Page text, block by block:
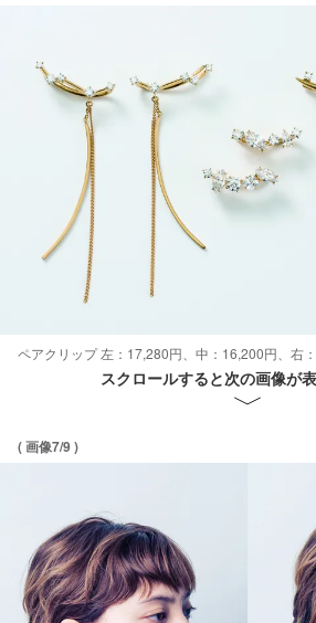
ペアクリップ 左：17,280円、中：16,200円、右
スクロールすると次の画像が
( 画像7/9 )